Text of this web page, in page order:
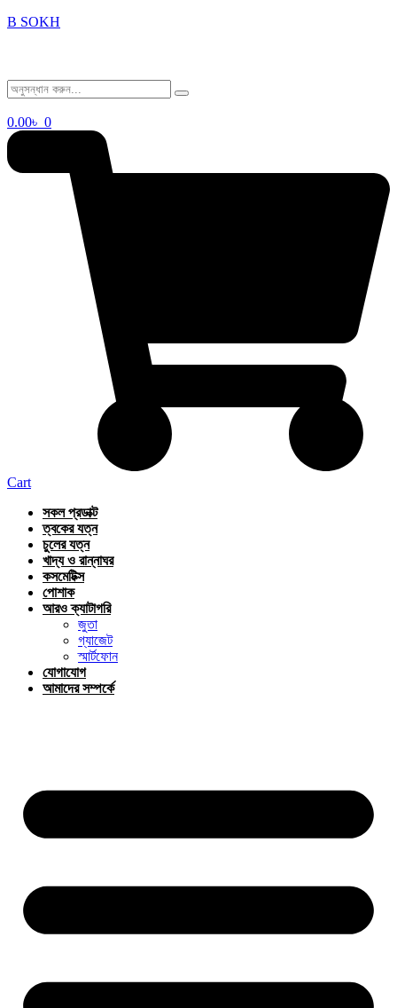
B SOKH
0.00৳ 0
Cart
সকল প্রডাক্ট
ত্বকের যত্ন
চুলের যত্ন
খাদ্য ও রান্নাঘর
কসমেটিক্স
পোশাক
আরও ক্যাটাগরি
জুতা
গ্যাজেট
স্মার্টফোন
যোগাযোগ
আমাদের সম্পর্কে